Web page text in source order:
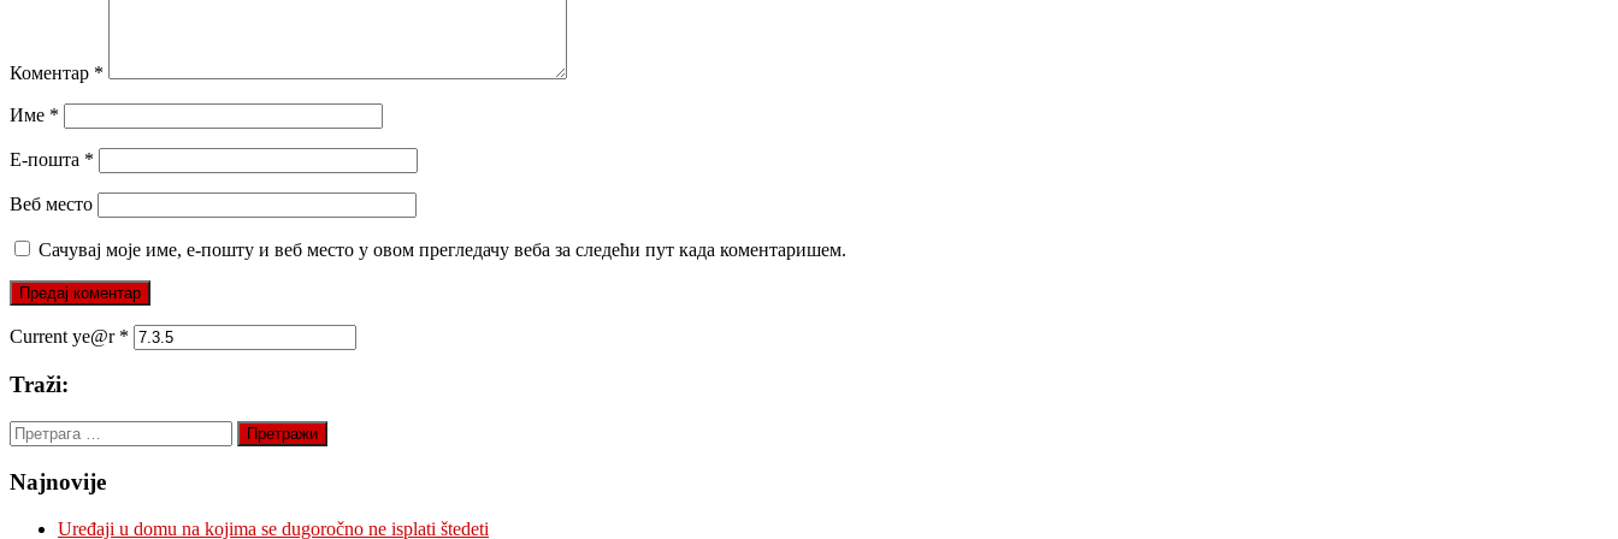
Коментар *
Име *
Е-пошта *
Веб место
Сачувај моје име, е-пошту и веб место у овом прегледачу веба за следећи пут када коментаришем.
Current ye@r *
Traži:
Претрага
за:
Najnovije
Uređaji u domu na kojima se dugoročno ne isplati štedeti